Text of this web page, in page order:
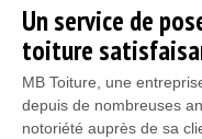
Un service de
toiture
MB Toiture, une
depuis de nombreuses
notoriété auprès de sa